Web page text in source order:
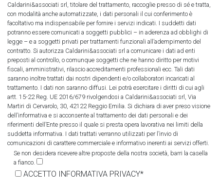
Caldarini&associati srl, titolare del trattamento, raccoglie presso di sé e tratta,
con modalità anche automatizzate, i dati personali il cui conferimento è
facoltativo ma indispensabile per fornire i servizi indicati. I suddetti dati
potranno essere comunicati a soggetti pubblici – in aderenza ad obblighi di
legge – e a soggetti privati per trattamenti funzionali all’adempimento del
contratto. Si autorizza Caldarini&associati srl a comunicare i dati ad enti
preposti al controllo, o comunque soggetti che ne hanno diritto per motivi
fiscali, amministrativi, rilascio accreditamenti professionali ecc. Tali dati
saranno inoltre trattati dai nostri dipendenti e/o collaboratori incaricati al
trattamento. I dati non saranno diffusi. Lei potrà esercitare i diritti di cui agli
artt. 15-22 Reg. UE 2016/679 rivolgendosi a Caldarini&associati srl, Via
Martiri di Cervarolo, 30, 42122 Reggio Emilia. Si dichiara di aver preso visione
dell’informativa e si acconsente al trattamento dei dati personali e dei
riferimenti dell’Ente presso il quale si presta opera lavorativa nei limiti della
suddetta informativa. I dati trattati verranno utilizzati per l’invio di
comunicazioni di carattere commerciale e informativo inerenti ai servizi offerti.
Se non desidera ricevere altre proposte della nostra società, barri la casella
a fianco.
ACCETTO INFORMATIVA PRIVACY*